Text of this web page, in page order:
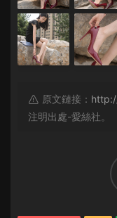
原文鏈接：
注明出處-愛絲社。